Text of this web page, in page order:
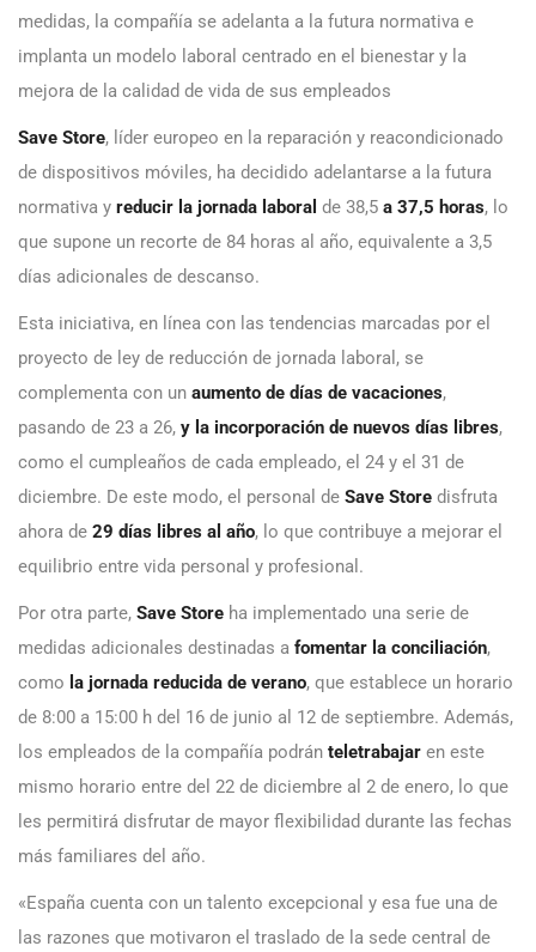
medidas, la compañía se adelanta a la futura normativa e
implanta un modelo laboral centrado en el bienestar y la
mejora de la calidad de vida de sus empleados
Save Store, líder europeo en la reparación y reacondicionado
de dispositivos móviles, ha decidido adelantarse a la futura
normativa y reducir la jornada laboral de 38,5 a 37,5 horas, lo
que supone un recorte de 84 horas al año, equivalente a 3,5
días adicionales de descanso.
Esta iniciativa, en línea con las tendencias marcadas por el
proyecto de ley de reducción de jornada laboral, se
complementa con un aumento de días de vacaciones,
pasando de 23 a 26, y la incorporación de nuevos días libres,
como el cumpleaños de cada empleado, el 24 y el 31 de
diciembre. De este modo, el personal de Save Store disfruta
ahora de 29 días libres al año, lo que contribuye a mejorar el
equilibrio entre vida personal y profesional.
Por otra parte, Save Store ha implementado una serie de
medidas adicionales destinadas a fomentar la conciliación,
como la jornada reducida de verano, que establece un horario
de 8:00 a 15:00 h del 16 de junio al 12 de septiembre. Además,
los empleados de la compañía podrán teletrabajar en este
mismo horario entre del 22 de diciembre al 2 de enero, lo que
les permitirá disfrutar de mayor flexibilidad durante las fechas
más familiares del año.
«España cuenta con un talento excepcional y esa fue una de
las razones que motivaron el traslado de la sede central de